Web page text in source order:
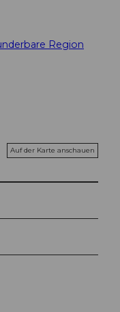
Region
Auf der Karte anschauen